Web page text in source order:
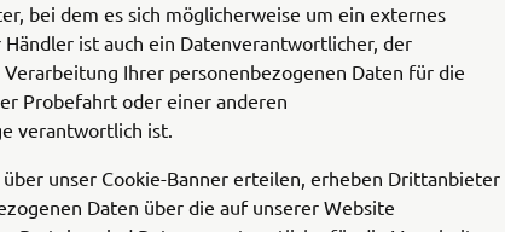
bei dem es sich möglicherweise um ein externes
ist auch ein Datenverantwortlicher, der
Ihrer personenbezogenen Daten für die
Probefahrt oder einer anderen
verantwortlich ist.
unser Cookie-Banner erteilen, erheben Drittanbieter
Daten über die auf unserer Website